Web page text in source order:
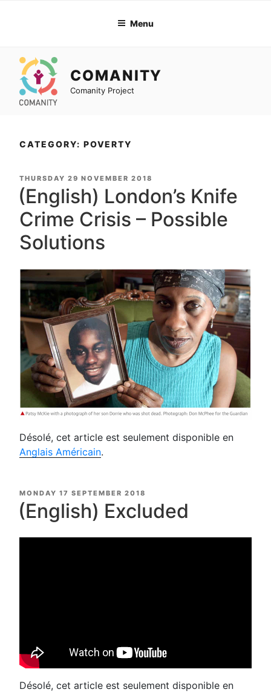
Menu
COMANITY
Comanity Project
CATEGORY: POVERTY
POSTED
ON
THURSDAY 29 NOVEMBER 2018
(English) London’s Knife
Crime Crisis – Possible
Solutions
Désolé, cet article est seulement disponible en
Anglais Américain.
POSTED
ON
MONDAY 17 SEPTEMBER 2018
(English) Excluded
Désolé, cet article est seulement disponible en